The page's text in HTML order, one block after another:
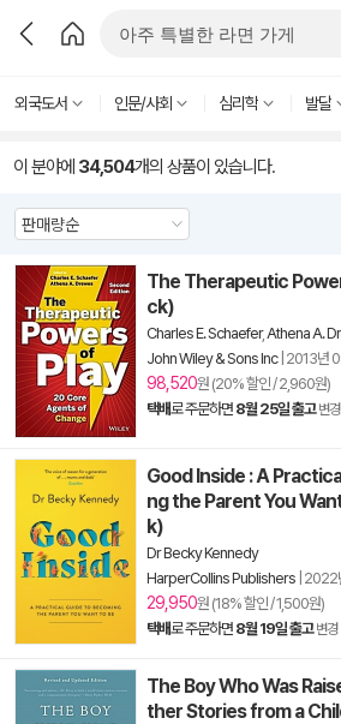
외국도서 인문/사회 심리학 발달
이 분야에 34,504개의 상품이 있습니다.
The Therapeutic
ck)
Charles E. Schaefer,Athena A.
John Wiley & Sons Inc| 2013년
98,520원 (20% 할인 / 2,960원)
택배로 주문하면 8월 25일 출고 변경
Good Inside : A
ng the Parent You
k)
Dr Becky Kennedy
HarperCollins Publishers 2022
29,950원 (18% 할인 / 1,500원)
택배로 주문하면 8월 19일 출고 변경
The Boy Who Was
ther Stories from a